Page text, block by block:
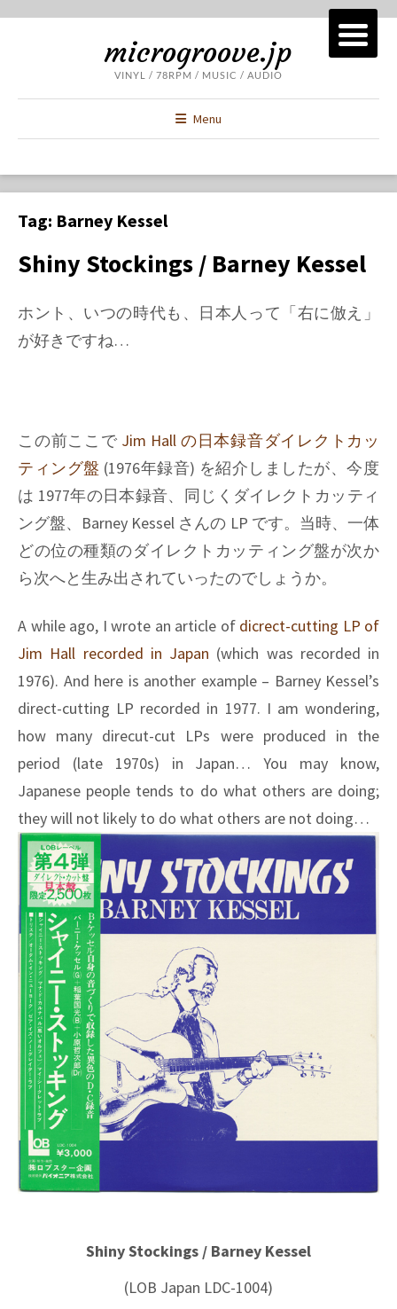
microgroove.jp
VINYL / 78RPM / MUSIC / AUDIO
Menu
Tag: Barney Kessel
Shiny Stockings / Barney Kessel
ホント、いつの時代も、日本人って「右に倣え」
が好きですね…
この前ここで Jim Hall の日本録音ダイレクトカッ
ティング盤 (1976年録音) を紹介しましたが、今度
は 1977年の日本録音、同じくダイレクトカッティ
ング盤、 Barney Kessel さんの LP です。当時、一体
どの位の種類のダイレクトカッティング盤が次か
ら次へと生み出されていったのでしょうか。
A while ago, I wrote an article of dicrect-cutting LP of
Jim Hall recorded in Japan (which was recorded in
1976). And here is another example – Barney Kessel’s
direct-cutting LP recorded in 1977. I am wondering,
how many direcut-cut LPs were produced in the
period (late 1970s) in Japan… You may know,
Japanese people tends to do what others are doing;
they will not likely to do what others are not doing…
Shiny Stockings / Barney Kessel
(LOB Japan LDC-1004)